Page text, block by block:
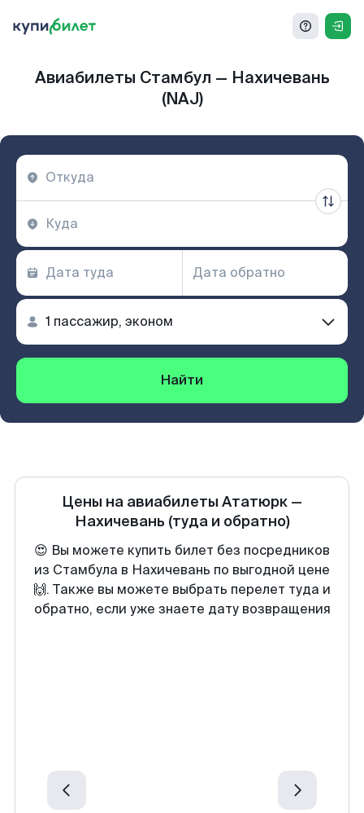
Авиабилеты Стамбул — Нахичевань
(NAJ)
Найти
Цены на авиабилеты Ататюрк —
Нахичевань (туда и обратно)
😍 Вы можете купить билет без посредников
из Стамбула в Нахичевань по выгодной цене
🙌. Также вы можете выбрать перелет туда и
обратно, если уже знаете дату возвращения